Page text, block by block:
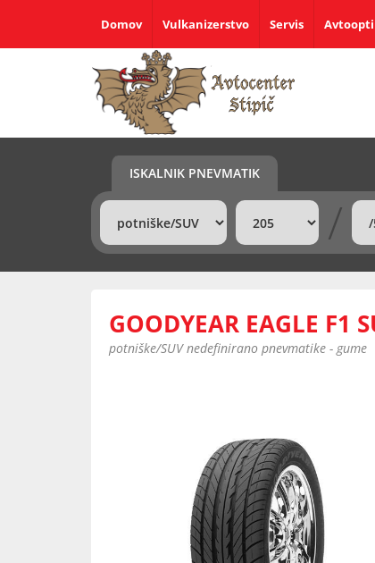
Domov Vulkanizerstvo Servis
ISKALNIK PNEVMATIK
/
GOODYEAR EAGLE F1
potniške/SUV nedefinirano pnevmatike - gume